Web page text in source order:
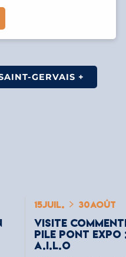
GERVAIS +
15JUIL. 30AOÛT
VISITE
PILE PONT EXPO
A.I.L.O